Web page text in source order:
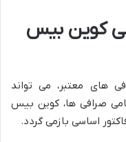
کوین بیس
های معتبر، می تواند
صرافی ها، کوین بیس
اساسی بازمی گردد.